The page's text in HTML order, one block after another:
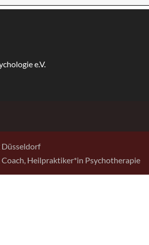
Heilpraktiker*in Psychotherapie